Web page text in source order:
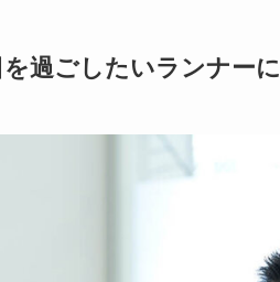
過ごしたいランナーに